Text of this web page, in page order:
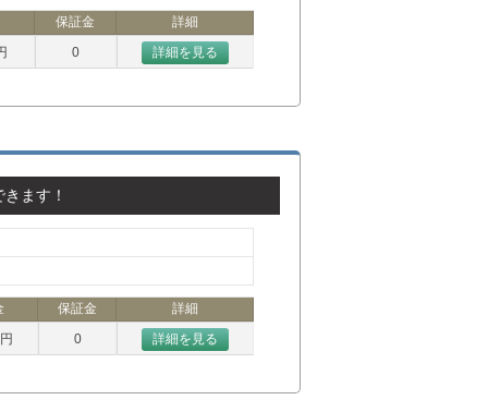
保証金
詳細
0 詳細を見る
ます！
保証金
詳細
0 詳細を見る